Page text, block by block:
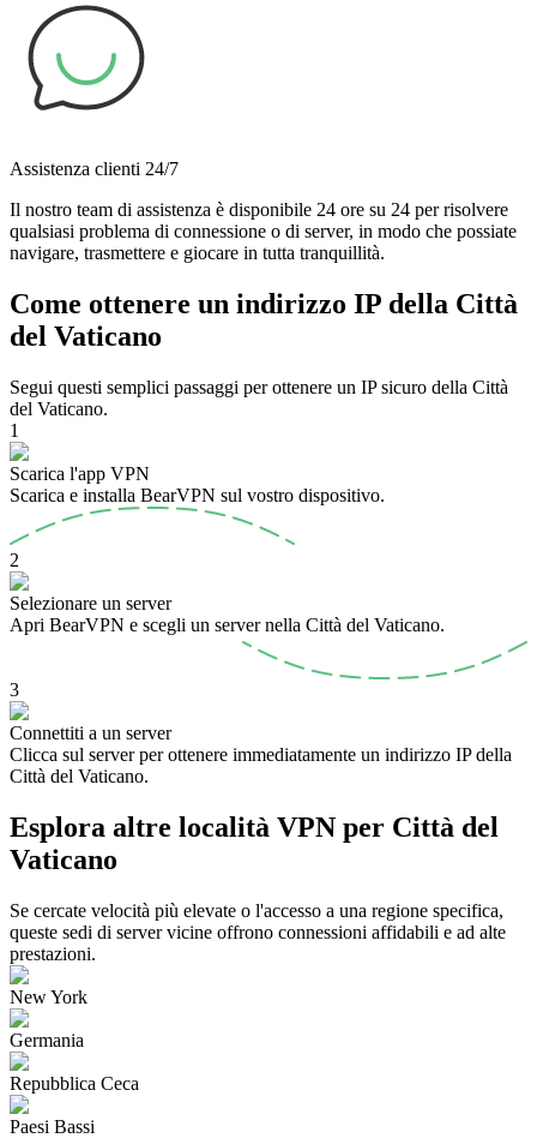
Assistenza clienti 24/7
Il nostro team di assistenza è disponibile 24 ore su 24 per risolvere
qualsiasi problema di connessione o di server, in modo che possiate
navigare, trasmettere e giocare in tutta tranquillità.
Come ottenere un indirizzo IP della Città
del Vaticano
Segui questi semplici passaggi per ottenere un IP sicuro della Città
del Vaticano.
1
Scarica l'app VPN
Scarica e installa BearVPN sul vostro dispositivo.
2
Selezionare un server
Apri BearVPN e scegli un server nella Città del Vaticano.
3
Connettiti a un server
Clicca sul server per ottenere immediatamente un indirizzo IP della
Città del Vaticano.
Esplora altre località VPN per Città del
Vaticano
Se cercate velocità più elevate o l'accesso a una regione specifica,
queste sedi di server vicine offrono connessioni affidabili e ad alte
prestazioni.
New York
Germania
Repubblica Ceca
Paesi Bassi